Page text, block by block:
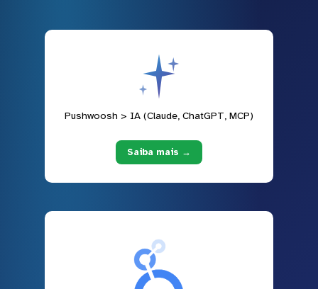
Pushwoosh > IA (Claude, ChatGPT, MCP)
Saiba mais →